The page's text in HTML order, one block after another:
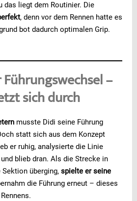
das liegt dem Routinier. Die
, denn vor dem Rennen hatte es
bot dadurch optimalen Grip.
–
sich durch
musste Didi seine Führung
statt sich aus dem Konzept
er ruhig, analysierte die Linie
blieb dran. Als die Strecke in
überging, spielte er seine
die Führung erneut – dieses